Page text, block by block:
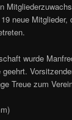
neue Mitglieder,
wurde
Treue zum